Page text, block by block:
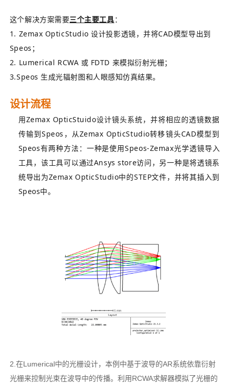
这个解决方案需要三个主要工具：
1. Zemax OpticStudio 设计投影透镜，并将CAD模型导出到
Speos；
2. Lumerical RCWA 或 FDTD 来模拟衍射光栅；
3.Speos 生成光辐射图和人眼感知仿真结果。
设计流程
用Zemax OpticStuido设计镜头系统，并将相应的透镜数据
传输到Speos，从Zemax OpticStudio转移镜头CAD模型到
Speos有两种方法：一种是使用Speos-Zemax光学透镜导入
工具，该工具可以通过Ansys store访问，另一种是将透镜系
统导出为Zemax OpticStudio中的STEP文件，并将其插入到
Speos中。
2.在Lumerical中的光栅设计，本例中基于波导的AR系统依靠衍射
光栅来控制光束在波导中的传播。利用RCWA求解器模拟了光栅的